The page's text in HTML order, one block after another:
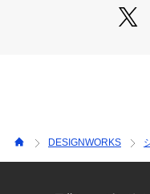
張られている商品がござ
使用になると滑りやすく
DESIGNWORKS